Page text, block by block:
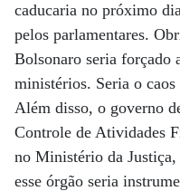
caducaria no próximo
pelos parlamentares.
Bolsonaro seria forçado
ministérios. Seria o caos
Além disso, o governo
Controle de Atividades
no Ministério da
esse órgão seria